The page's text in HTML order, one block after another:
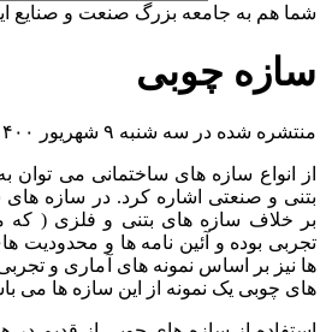
شما هم به جامعه بزرگ صنعت و صنایع
سازه چوبی
منتشره شده در سه شنبه ۹ شهریور ۱۴۰۰
از انواع سازه های ساختمانی می توان
بتنی و صنعتی اشاره کرد. در سازه
بر خلاف سازه های بتنی و فلزی ( که
تجربی بوده و آئین نامه ها و محدودیت
ها نیز بر اساس نمونه های آماری و
های چوبی یک نمونه از این سازه ها می